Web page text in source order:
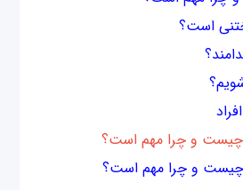
است؟
و چرا مهم است؟
و چرا مهم است؟